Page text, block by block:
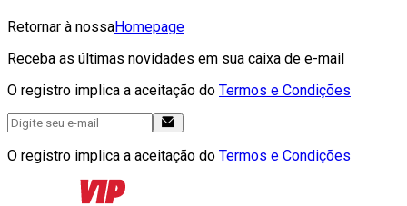
Retornar à nossaHomepage
Receba as últimas novidades em sua caixa de e-mail
O registro implica a aceitação do Termos e Condições
O registro implica a aceitação do Termos e Condições